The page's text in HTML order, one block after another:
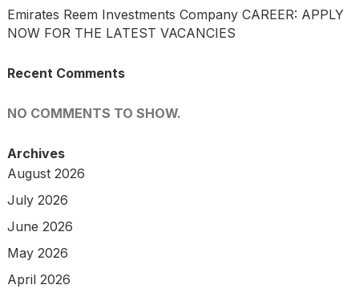
Emirates Reem Investments Company CAREER: APPLY
NOW FOR THE LATEST VACANCIES
Recent Comments
NO COMMENTS TO SHOW.
Archives
August 2026
July 2026
June 2026
May 2026
April 2026